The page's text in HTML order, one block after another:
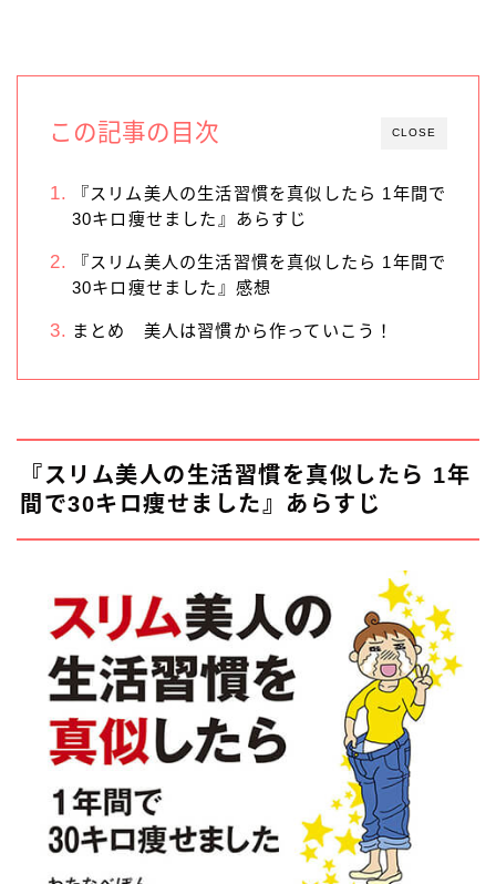
CLOSE
この記事の目次
『スリム美人の生活習慣を真似したら 1年間で
30キロ痩せました』あらすじ
『スリム美人の生活習慣を真似したら 1年間で
30キロ痩せました』感想
まとめ 美人は習慣から作っていこう！
『スリム美人の生活習慣を真似したら 1年
間で30キロ痩せました』あらすじ